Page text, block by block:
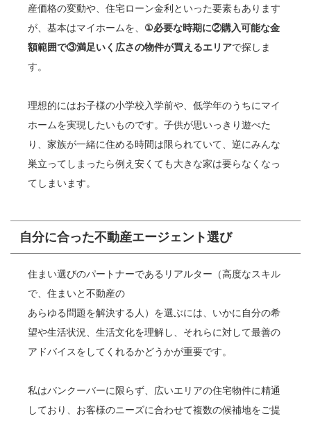
産価格の変動や、住宅ローン金利といった要素もあります
が、基本はマイホームを、 ①必要な時期に②購入可能な金
額範囲で③満足いく広さの物件が買えるエリアで探しま
す。
理想的にはお子様の小学校入学前や、低学年のうちにマイ
ホームを実現したいものです。子供が思いっきり遊べた
り、家族が一緒に住める時間は限られていて、逆にみんな
巣立ってしまったら例え安くても大きな家は要らなくなっ
てしまいます。
自分に合った不動産エージェント選び
住まい選びのパートナーであるリアルター（高度なスキル
で、住まいと不動産の
あらゆる問題を解決する人）を選ぶには、いかに自分の希
望や生活状況、生活文化を理解し、それらに対して最善の
アドバイスをしてくれるかどうかが重要です。
私はバンクーバーに限らず、広いエリアの住宅物件に精通
しており、お客様のニーズに合わせて複数の候補地をご提